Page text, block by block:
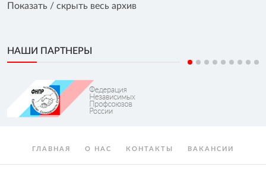
Показать / скрыть весь архив
НАШИ ПАРТНЕРЫ
ГЛАВНАЯ О НАС КОНТАКТЫ ВАКАНСИИ